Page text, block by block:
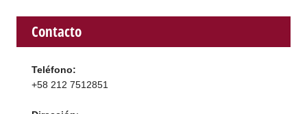
Contacto
Teléfono:
+58 212 7512851